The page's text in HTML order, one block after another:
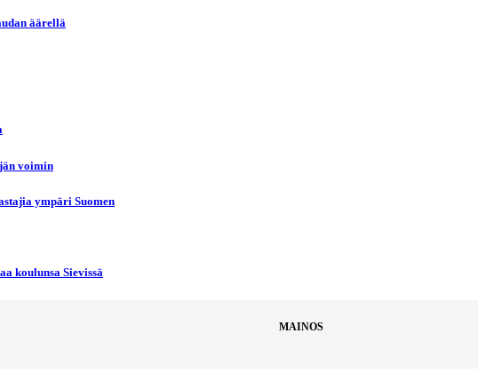
äärellä
voimin
ympäri Suomen
koulunsa Sievissä
MAINOS